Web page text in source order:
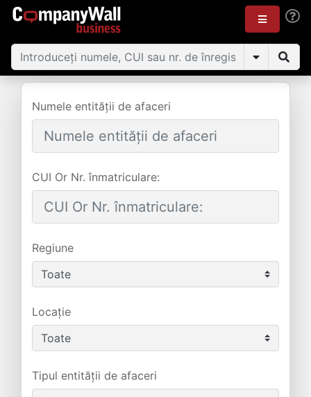
Numele entității de afaceri
CUI Or Nr. înmatriculare:
Regiune
Locație
Tipul entității de afaceri